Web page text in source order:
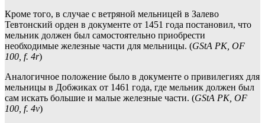
Кроме того, в случае с ветряной мельницей в Залево
Тевтонский орден в документе от 1451 года постановил, что
мельник должен был самостоятельно приобрести
необходимые железные части для мельницы. (GStA PK, OF
100, f. 4r)
Аналогичное положение было в документе о привилегиях для
мельницы в Добжиках от 1461 года, где мельник должен был
сам искать большие и малые железные части. (GStA PK, OF
100, f. 4v)